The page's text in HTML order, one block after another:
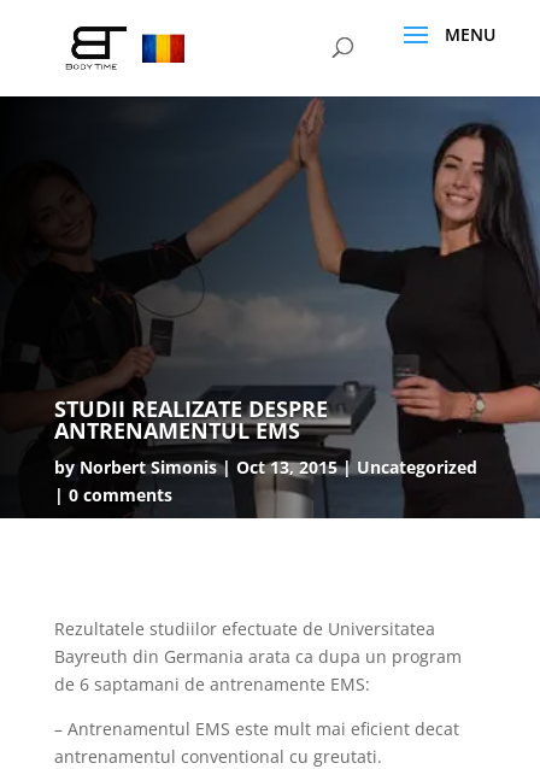
STUDII REALIZATE DESPRE
ANTRENAMENTUL EMS
byNorbert Simonis Oct 13, 2015
Uncategorized
0 comments
Rezultatele studiilor efectuate de Universitatea
Bayreuth din Germania arata ca dupa un program
de 6 saptamani de antrenamente EMS:
– Antrenamentul EMS este mult mai eficient decat
antrenamentul conventional cu greutati.